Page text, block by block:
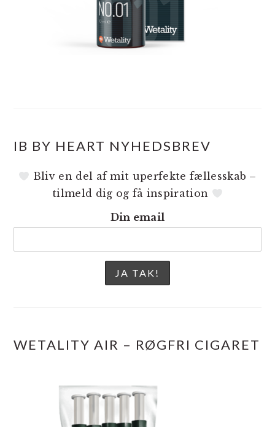
IB BY HEART NYHEDSBREV
Bliv en del af mit uperfekte fællesskab –
tilmeld dig og få inspiration
Din email
WETALITY AIR – RØGFRI CIGARET